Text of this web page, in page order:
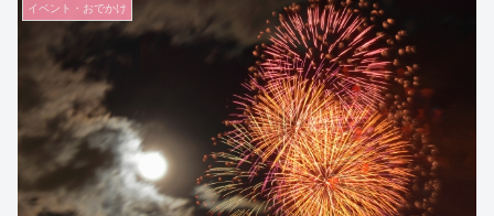
イベント・おでかけ